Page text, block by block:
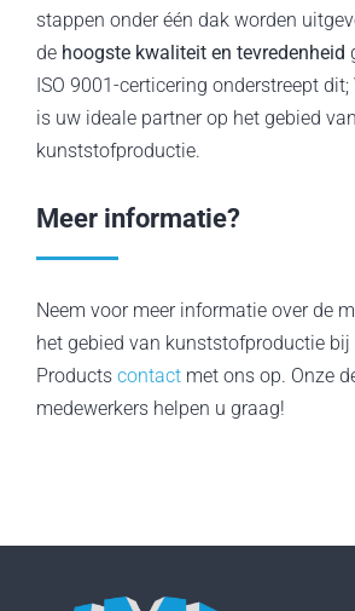
stappen onder één dak worden
de hoogste kwaliteit en tevredenheid
ISO 9001-certicering onderstreept
is uw ideale partner op het gebied van
kunststofproductie.
Meer informatie?
Neem voor meer informatie over de
het gebied van kunststofproductie bij
Products contactmet ons op. Onze
medewerkers helpen u graag!